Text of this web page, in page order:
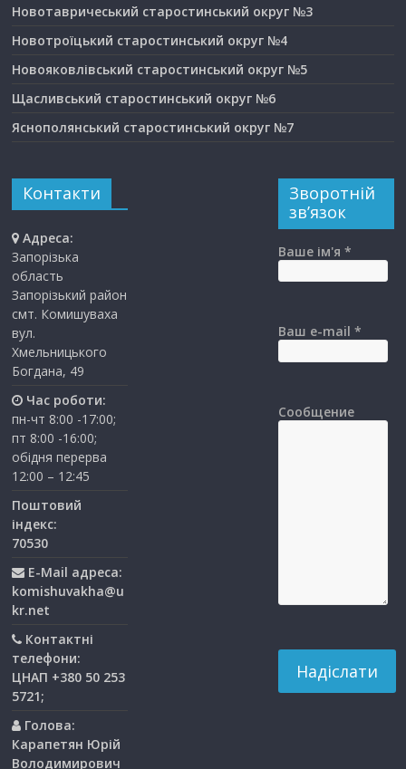
Новотавричеський старостинський округ №3
Новотроїцький старостинський округ №4
Новояковлівський старостинський округ №5
Щасливський старостинський округ №6
Яснополянський старостинський округ №7
Контакти
Адреса:
Запорізька
область
Запорізький район
смт. Комишуваха
вул.
Хмельницького
Богдана, 49
Час роботи:
пн-чт 8:00 -17:00;
пт 8:00 -16:00;
обідня перерва
12:00 – 12:45
Поштовий
індекс:
70530
E-Mail адреса:
komishuvakha@u
kr.net
Контактні
телефони:
ЦНАП +380 50 253
5721;
Голова:
Карапетян Юрій
Володимирович
Зворотній
зв’язок
Ваше ім'я *
Ваш e-mail *
Сообщение